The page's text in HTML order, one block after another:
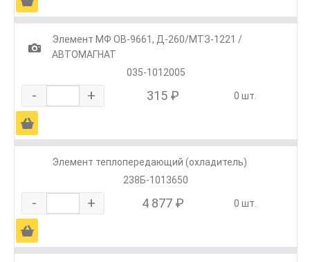
1
Элемент МФ OB-9661, Д-260/МТЗ-1221 /
АВТОМАГНАТ
035-1012005
- + 315 ₽ 0 шт.
Ä
Элемент теплопередающий (охладитель)
238Б-1013650
- + 4 877 ₽ 0 шт.
Ä